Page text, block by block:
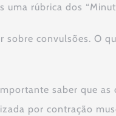
uma rúbrica dos
sobre convulsões. O
saber que
por contração